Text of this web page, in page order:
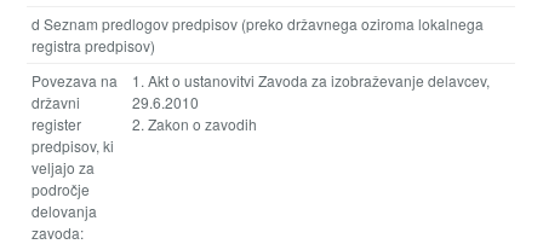
d Seznam predlogov predpisov (preko državnega oziroma lokalnega
registra predpisov)
Povezava na
državni
register
predpisov, ki
veljajo za
področje
delovanja
zavoda:
1. Akt o ustanovitvi Zavoda za izobraževanje delavcev,
29.6.2010
2. Zakon o zavodih